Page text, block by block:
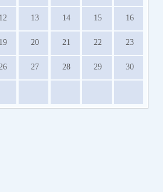
12 13 14 15 16
19 20 21 22 23
27 28 29 30